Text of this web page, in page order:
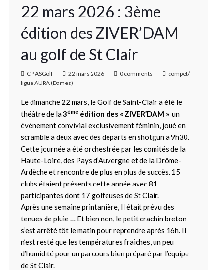
22 mars 2026 : 3ème
édition des ZIVER’DAM
au golf de St Clair
CP ASGolf 22 mars 2026 0 comments
compet/
ligue AURA (Dames)
Le dimanche 22 mars, le Golf de Saint-Clair a été le
théâtre de la3èmeédition des « ZIVER’DAM », un
événement convivial exclusivement féminin, joué en
scramble à deux avec des départs en shotgun à 9h30.
Cette journée a été orchestrée par les comités de la
Haute-Loire, des Pays d’Auvergne et de la Drôme-
Ardèche et rencontre de plus en plus de succès. 15
clubs étaient présents cette année avec 81
participantes dont 17 golfeuses de St Clair.
Après une semaine printanière, Il était prévu des
tenues de pluie … Et bien non, le petit crachin breton
s’est arrêté tôt le matin pour reprendre après 16h. Il
n’est resté que les températures fraiches, un peu
d’humidité pour un parcours bien préparé par l’équipe
de St Clair.